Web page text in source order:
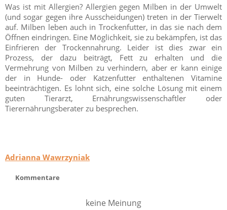
Was ist mit Allergien? Allergien gegen Milben in der Umwelt
(und sogar gegen ihre Ausscheidungen) treten in der Tierwelt
auf. Milben leben auch in Trockenfutter, in das sie nach dem
Öffnen eindringen. Eine Möglichkeit, sie zu bekämpfen, ist das
Einfrieren der Trockennahrung. Leider ist dies zwar ein
Prozess, der dazu beiträgt, Fett zu erhalten und die
Vermehrung von Milben zu verhindern, aber er kann einige
der in Hunde- oder Katzenfutter enthaltenen Vitamine
beeinträchtigen. Es lohnt sich, eine solche Lösung mit einem
guten Tierarzt, Ernährungswissenschaftler oder
Tierernährungsberater zu besprechen.
Adrianna Wawrzyniak
Kommentare
keine Meinung